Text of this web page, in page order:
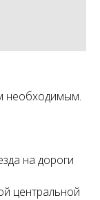
необходимым.
на дороги
центральной